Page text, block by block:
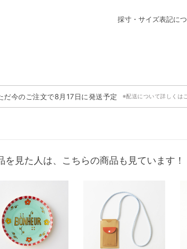
採寸・サイズ表記に
だ今のご注文で8月17日に発送予定 ※配送について詳しくは
を見た人は、こちらの商品も見ています！